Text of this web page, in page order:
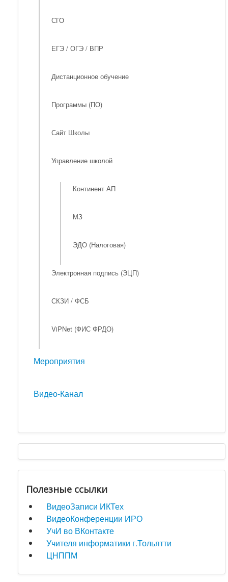
СГО
ЕГЭ / ОГЭ / ВПР
Дистанционное обучение
Программы (ПО)
Сайт Школы
Управление школой
Континент АП
МЗ
ЭДО (Налоговая)
Электронная подпись (ЭЦП)
СКЗИ / ФСБ
ViPNet (ФИС ФРДО)
Мероприятия
Видео-Канал
Полезные ссылки
ВидеоЗаписи ИКТех
ВидеоКонференции ИРО
УчИ во ВКонтакте
Учителя информатики г.Тольятти
ЦНППМ